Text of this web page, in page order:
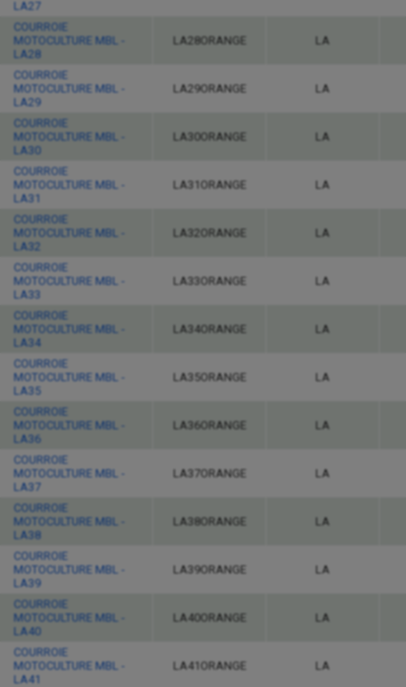
LA27
COURROIE
MOTOCULTURE MBL -
LA28
LA28ORANGE LA
COURROIE
MOTOCULTURE MBL -
LA29
LA29ORANGE LA
COURROIE
MOTOCULTURE MBL -
LA30
LA30ORANGE LA
COURROIE
MOTOCULTURE MBL -
LA31
LA31ORANGE LA
COURROIE
MOTOCULTURE MBL -
LA32
LA32ORANGE LA
COURROIE
MOTOCULTURE MBL -
LA33
LA33ORANGE LA
COURROIE
MOTOCULTURE MBL -
LA34
LA34ORANGE LA
COURROIE
MOTOCULTURE MBL -
LA35
LA35ORANGE LA
COURROIE
MOTOCULTURE MBL -
LA36
LA36ORANGE LA
COURROIE
MOTOCULTURE MBL -
LA37
LA37ORANGE LA
COURROIE
MOTOCULTURE MBL -
LA38
LA38ORANGE LA
COURROIE
MOTOCULTURE MBL -
LA39
LA39ORANGE LA
COURROIE
MOTOCULTURE MBL -
LA40
LA40ORANGE LA
COURROIE
MOTOCULTURE MBL -
LA41
LA41ORANGE LA